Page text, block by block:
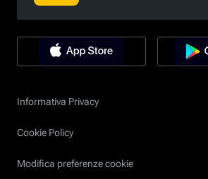
Informativa Privacy
Cookie Policy
Modifica preferenze cookie